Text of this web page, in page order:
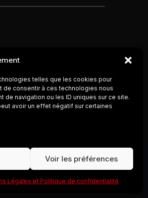
telles que les cookies pour
consentir à ces technologies nous
navigation ou les ID uniques sur ce site.
avoir un effet négatif sur certaines
Voir les préférences
Légales et Politique de confidentialité
© 2026 ColbyCo